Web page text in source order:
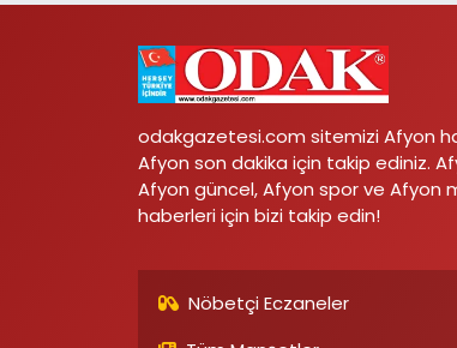
odakgazetesi.com sitemizi Afyon
Afyon son dakika için takip ediniz.
Afyon güncel, Afyon spor ve Afyon
haberleri için bizi takip edin!
Nöbetçi Eczaneler